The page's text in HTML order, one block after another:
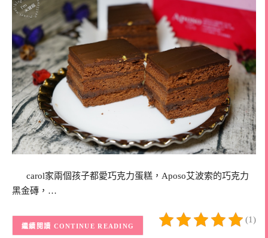
carol家兩個孩子都愛巧克力蛋糕，Aposo艾波索的巧克力
黑金磚，…
(1)
CONTINUE READING